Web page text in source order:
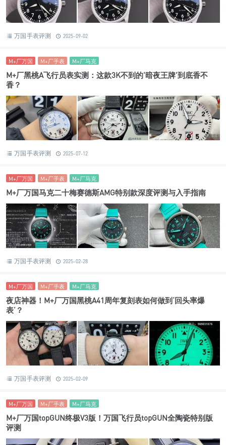
万国手表评测 2025-09-02
M+厂万国 M+厂手表 M+厂马克
M+厂黑桃A飞行员表实测：这款3K不到的'暗夜王牌'到底香不
香？
万国手表评测 2025-07-12
M+厂万国 M+厂手表 M+厂马克
M+厂万国马克二十梅赛德斯AMG特别款深度评测与入手指南
万国手表评测 2025-02-28
M+厂万国 M+厂手表 M+厂马克
夜店神器！M+厂万国黑桃A41周年复刻表如何做到‘回头率爆
表’？
万国手表评测 2025-02-09
M+厂万国 M+厂手表 M+厂马克
M+厂万国topGUN终极V3版！万国飞行员topGUN全陶瓷特别版
评测